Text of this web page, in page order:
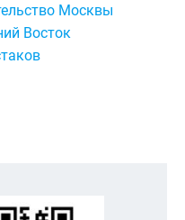
Москвы
Восток